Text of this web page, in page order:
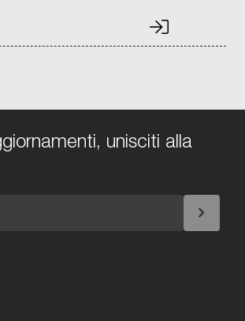
unisciti alla
chevron_right